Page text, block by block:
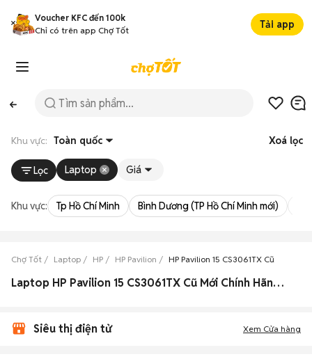
Voucher KFC đến 100k
Chỉ có trên app Chợ Tốt
Tải app
Khu vực: Toàn quốc Xoá lọc
Lọc Laptop Giá
Khu vực: Tp Hồ Chí Minh Bình Dương (TP Hồ Chí Minh mới)
Chợ Tốt Laptop HP HP Pavilion HP Pavilion 15 CS3061TX Cũ
Laptop HP Pavilion 15 CS3061TX Cũ Mới Chính Hãng 08/2026
Siêu thị điện tử Xem Cửa hàng